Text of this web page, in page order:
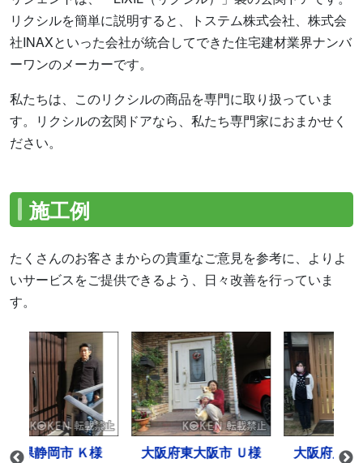
リクシルを簡単に説明すると、トステム株式会社、株式会
社INAXといった会社が統合してできた住宅建材業界ナンバ
ーワンのメーカーです。
私たちは、このリクシルの商品を専門に取り扱っていま
す。リクシルの玄関ドアなら、私たち専門家におまかせく
ださい。
施工例
たくさんのお客さまからの貴重なご意見を参考に、よりよ
いサービスをご提供できるよう、日々改善を行っていま
す。
大阪府東大阪市 Ｕ様 大阪府岸和田市 Ｙ様